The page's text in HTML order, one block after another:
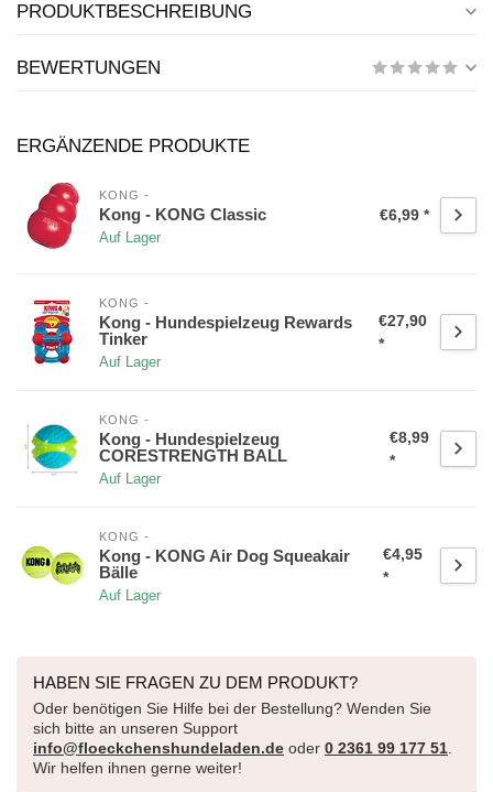
PRODUKTBESCHREIBUNG
BEWERTUNGEN
ERGÄNZENDE PRODUKTE
KONG -
Kong - KONG Classic
Auf Lager
€6,99 *
KONG -
Kong - Hundespielzeug Rewards
Tinker
Auf Lager
€27,90
*
KONG -
Kong - Hundespielzeug
CORESTRENGTH BALL
Auf Lager
€8,99
*
KONG -
Kong - KONG Air Dog Squeakair
Bälle
Auf Lager
€4,95
*
HABEN SIE FRAGEN ZU DEM PRODUKT?
Oder benötigen Sie Hilfe bei der Bestellung? Wenden Sie
sich bitte an unseren Support
info@floeckchenshundeladen.de oder 0 2361 99 177 51.
Wir helfen ihnen gerne weiter!